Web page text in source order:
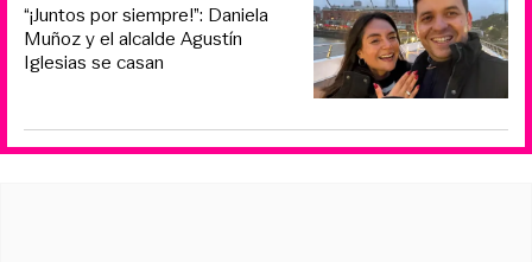
“¡Juntos por siempre!”: Daniela
Muñoz y el alcalde Agustín
Iglesias se casan